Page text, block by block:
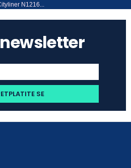
N1216...